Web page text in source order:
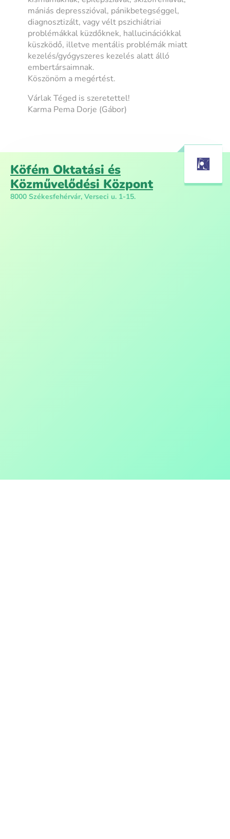
mániás depresszióval, pánikbetegséggel,
diagnosztizált, vagy vélt pszichiátriai
problémákkal küzdőknek, hallucinációkkal
küszködő, illetve mentális problémák miatt
kezelés/gyógyszeres kezelés alatt álló
embertársaimnak.
Köszönöm a megértést.
Várlak Téged is szeretettel!
Karma Pema Dorje (Gábor)
Köfém Oktatási és
Közművelődési Központ
8000 Székesfehérvár, Verseci u. 1-15.